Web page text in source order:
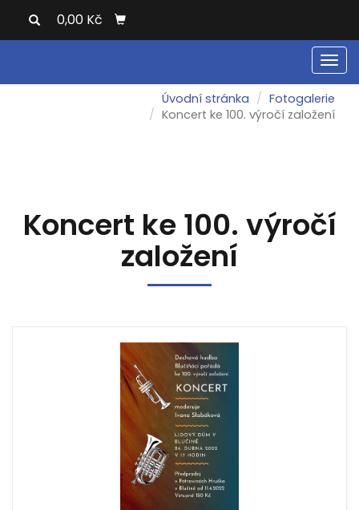
0,00 Kč
Úvodní stránka
Fotogalerie
Koncert ke 100. výročí založení
Koncert ke 100. výročí
založení